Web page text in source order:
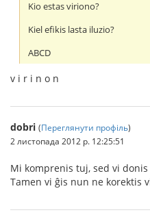
Kio estas viriono?
Kiel efikis lasta iluzio?
ABCD
v i r i n o n
dobri (Переглянути профіль)
2 листопада 2012 р. 12:25:51
Mi komprenis tuj, sed vi
Tamen vi ĝis nun ne korektis